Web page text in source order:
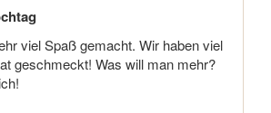
viel Spaß gemacht. Wir haben viel
geschmeckt! Was will man mehr?